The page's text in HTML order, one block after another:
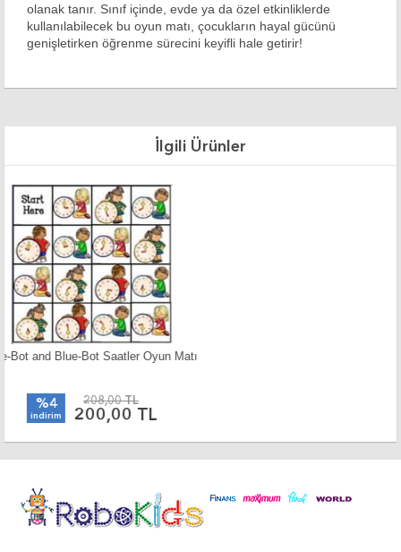
olanak tanır. Sınıf içinde, evde ya da özel etkinliklerde
kullanılabilecek bu oyun matı, çocukların hayal gücünü
genişletirken öğrenme sürecini keyifli hale getirir!
İlgili Ürünler
Bee-Bot and Blue-Bot Ülkeler Matı Yerli